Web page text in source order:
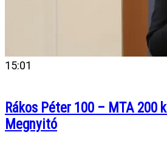
15:01
Rákos Péter 100 – MTA 200
Megnyitó